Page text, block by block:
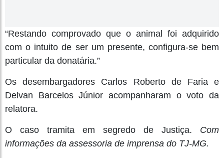
“Restando comprovado que o animal foi adquirido
com o intuito de ser um presente, configura-se bem
particular da donatária.”
Os desembargadores Carlos Roberto de Faria e
Delvan Barcelos Júnior acompanharam o voto da
relatora.
O caso tramita em segredo de Justiça. Com
informações da assessoria de imprensa do TJ-MG.